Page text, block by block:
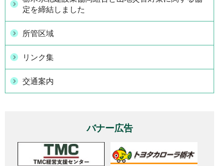
定を締結しました
所管区域
リンク集
交通案内
バナー広告